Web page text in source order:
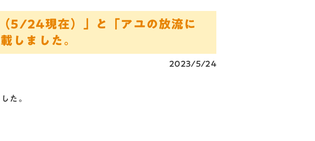
5/24現在）」と「アユの放流に
しました。
2023/5/24
た。